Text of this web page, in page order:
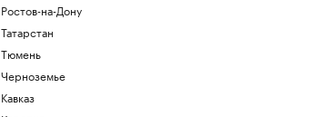
Ростов-на-Дону
Татарстан
Тюмень
Черноземье
Кавказ